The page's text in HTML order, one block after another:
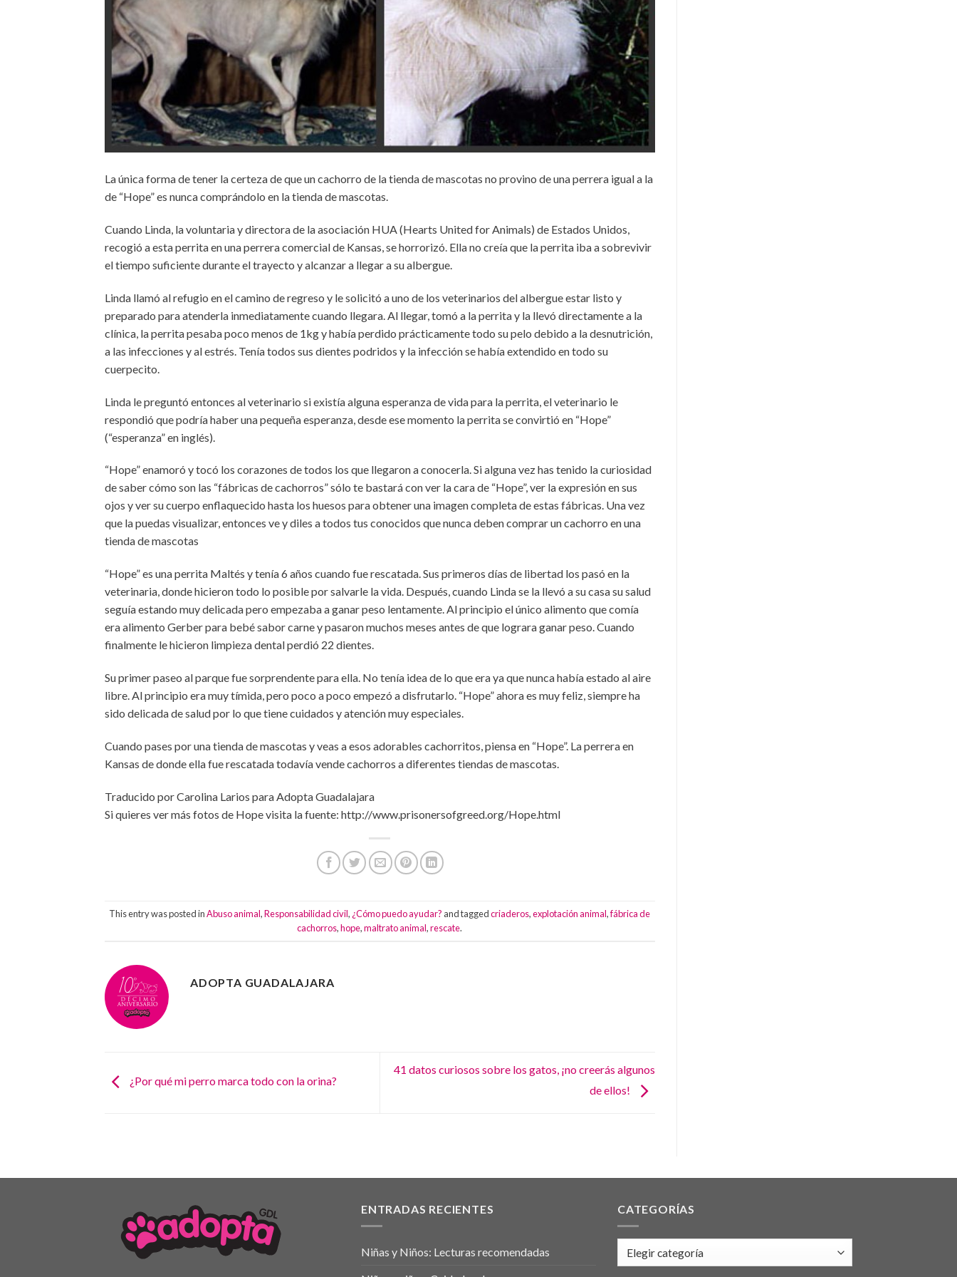
La única forma de tener la certeza de que un cachorro de la tienda de mascotas no provino de una perrera igual a la
de “Hope” es nunca comprándolo en la tienda de mascotas.
Cuando Linda, la voluntaria y directora de la asociación HUA (Hearts United for Animals) de Estados Unidos,
recogió a esta perrita en una perrera comercial de Kansas, se horrorizó. Ella no creía que la perrita iba a sobrevivir
el tiempo suficiente durante el trayecto y alcanzar a llegar a su albergue.
Linda llamó al refugio en el camino de regreso y le solicitó a uno de los veterinarios del albergue estar listo y
preparado para atenderla inmediatamente cuando llegara. Al llegar, tomó a la perrita y la llevó directamente a la
clínica, la perrita pesaba poco menos de 1kg y había perdido prácticamente todo su pelo debido a la desnutrición,
a las infecciones y al estrés. Tenía todos sus dientes podridos y la infección se había extendido en todo su
cuerpecito.
Linda le preguntó entonces al veterinario si existía alguna esperanza de vida para la perrita, el veterinario le
respondió que podría haber una pequeña esperanza, desde ese momento la perrita se convirtió en “Hope”
(“esperanza” en inglés).
“Hope” enamoró y tocó los corazones de todos los que llegaron a conocerla. Si alguna vez has tenido la curiosidad
de saber cómo son las “fábricas de cachorros” sólo te bastará con ver la cara de “Hope”, ver la expresión en sus
ojos y ver su cuerpo enflaquecido hasta los huesos para obtener una imagen completa de estas fábricas. Una vez
que la puedas visualizar, entonces ve y diles a todos tus conocidos que nunca deben comprar un cachorro en una
tienda de mascotas
“Hope” es una perrita Maltés y tenía 6 años cuando fue rescatada. Sus primeros días de libertad los pasó en la
veterinaria, donde hicieron todo lo posible por salvarle la vida. Después, cuando Linda se la llevó a su casa su salud
seguía estando muy delicada pero empezaba a ganar peso lentamente. Al principio el único alimento que comía
era alimento Gerber para bebé sabor carne y pasaron muchos meses antes de que lograra ganar peso. Cuando
finalmente le hicieron limpieza dental perdió 22 dientes.
Su primer paseo al parque fue sorprendente para ella. No tenía idea de lo que era ya que nunca había estado al aire
libre. Al principio era muy tímida, pero poco a poco empezó a disfrutarlo. “Hope” ahora es muy feliz, siempre ha
sido delicada de salud por lo que tiene cuidados y atención muy especiales.
Cuando pases por una tienda de mascotas y veas a esos adorables cachorritos, piensa en “Hope”. La perrera en
Kansas de donde ella fue rescatada todavía vende cachorros a diferentes tiendas de mascotas.
Traducido por Carolina Larios para Adopta Guadalajara
Si quieres ver más fotos de Hope visita la fuente: http://www.prisonersofgreed.org/Hope.html
This entry was posted inAbuso animal,Responsabilidad civil, ¿Cómo puedo ayudar? and taggedcriaderos,explotación animal,fábrica de
cachorros,hope,maltrato animal,rescate.
ADOPTA GUADALAJARA
¿Por qué mi perro marca todo con la orina?
41 datos curiosos sobre los gatos, ¡no creerás algunos
de ellos!
ENTRADAS RECIENTES
Niñas y Niños: Lecturas recomendadas
CATEGORÍAS
Categorías